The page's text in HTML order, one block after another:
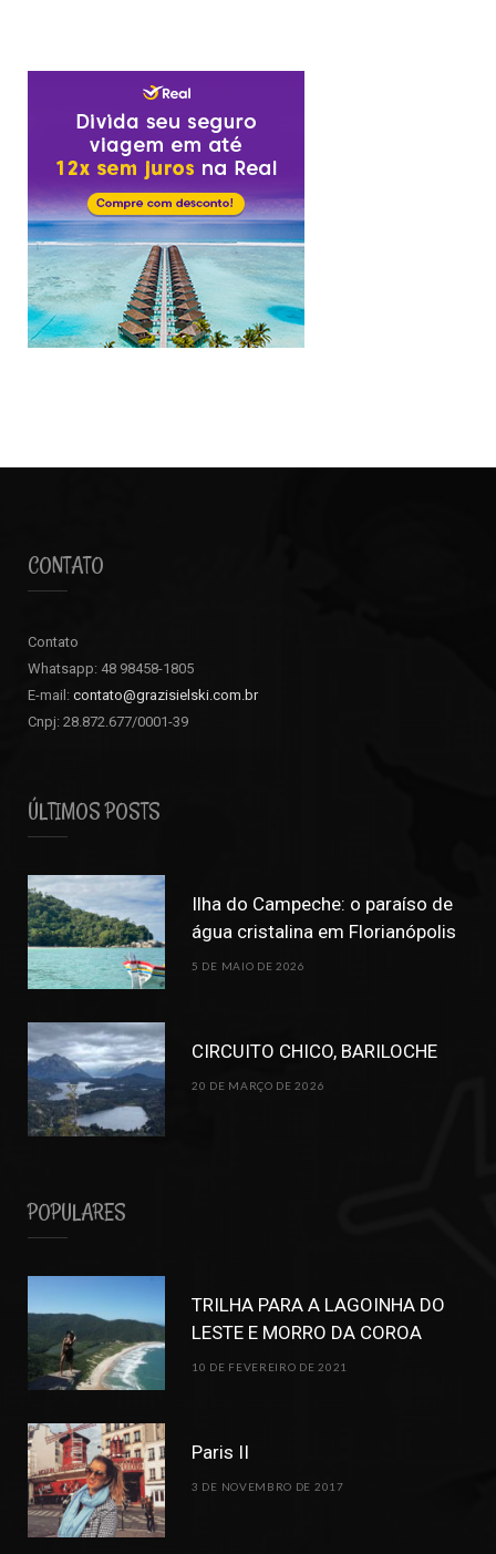
CONTATO
Contato
Whatsapp: 48 98458-1805
E-mail: contato@grazisielski.com.br
Cnpj: 28.872.677/0001-39
ÚLTIMOS POSTS
Ilha do Campeche: o paraíso de
água cristalina em Florianópolis
5 DE MAIO DE 2026
CIRCUITO CHICO, BARILOCHE
20 DE MARÇO DE 2026
POPULARES
TRILHA PARA A LAGOINHA DO
LESTE E MORRO DA COROA
10 DE FEVEREIRO DE 2021
Paris II
3 DE NOVEMBRO DE 2017